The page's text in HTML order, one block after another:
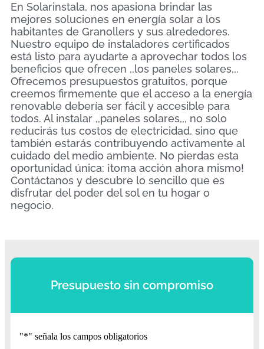
En Solarinstala, nos apasiona brindar las
mejores soluciones en energía solar a los
habitantes de Granollers y sus alrededores.
Nuestro equipo de instaladores certificados
está listo para ayudarte a aprovechar todos los
beneficios que ofrecen ,,los paneles solares,,.
Ofrecemos presupuestos gratuitos, porque
creemos firmemente que el acceso a la energía
renovable debería ser fácil y accesible para
todos. Al instalar ,,paneles solares,,, no solo
reducirás tus costos de electricidad, sino que
también estarás contribuyendo activamente al
cuidado del medio ambiente. No pierdas esta
oportunidad única: ¡toma acción ahora mismo!
Contáctanos y descubre lo sencillo que es
disfrutar del poder del sol en tu hogar o
negocio.
Presupuesto sin compromiso
"*" señala los campos obligatorios